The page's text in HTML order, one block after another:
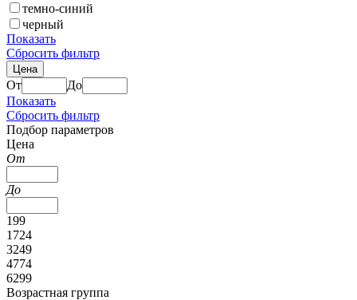
темно-синий
черный
Показать
Сбросить фильтр
Цена
От
До
Показать
Сбросить фильтр
Подбор параметров
Цена
От
До
199
1724
3249
4774
6299
Возрастная группа